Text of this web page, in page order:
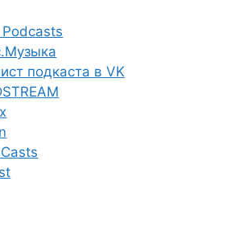
подкаста в VK